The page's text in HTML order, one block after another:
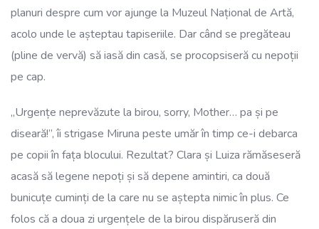
planuri despre cum vor ajunge la Muzeul Național de Artă,
acolo unde le așteptau tapiseriile. Dar când se pregăteau
(pline de vervă) să iasă din casă, se procopsiseră cu nepoții
pe cap.
„Urgențe neprevăzute la birou, sorry, Mother… pa și pe
diseară!”, îi strigase Miruna peste umăr în timp ce-i debarca
pe copii în fața blocului. Rezultat? Clara și Luiza rămăseseră
acasă să legene nepoți și să depene amintiri, ca două
bunicuțe cuminți de la care nu se aștepta nimic în plus. Ce
folos că a doua zi urgențele de la birou dispăruseră din